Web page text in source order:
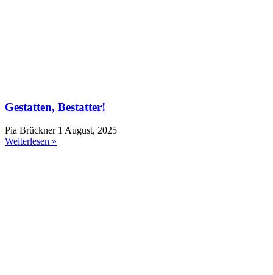
Gestatten, Bestatter!
Pia Brückner 1 August, 2025
Weiterlesen »